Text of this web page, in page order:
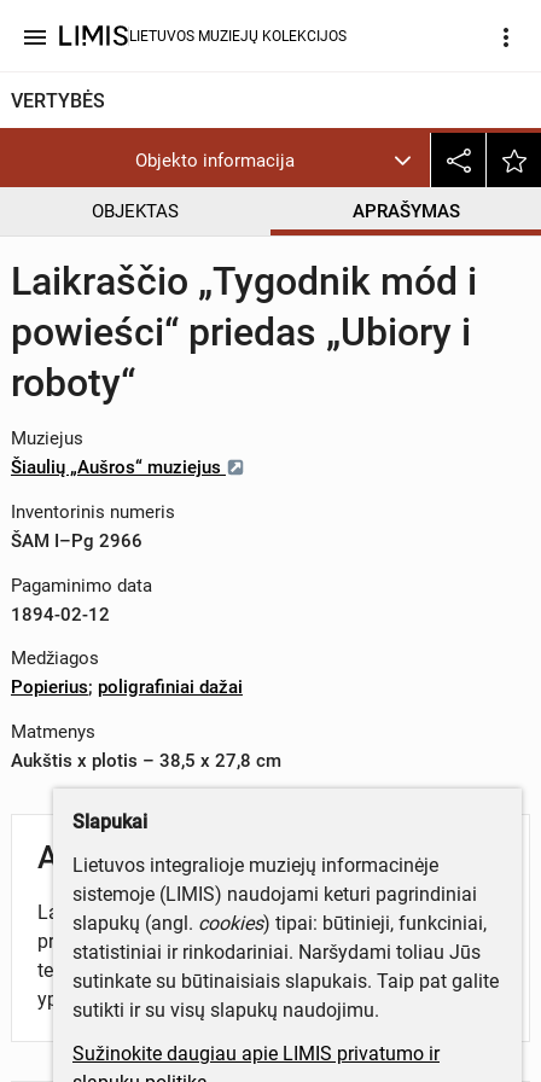
menu LIETUVOS MUZIEJŲ KOLEKCIJOS more_vert
VERTYBĖS
Objekto informacija
OBJEKTAS APRAŠYMAS
Laikraščio „Tygodnik mód i
powieści“ priedas „Ubiory i
roboty“
Muziejus
Šiaulių „Aušros“ muziejus
Inventorinis numeris
ŠAM I–Pg 2966
Pagaminimo data
1894-02-12
Medžiagos
Popierius; poligrafiniai dažai
Matmenys
Aukštis x plotis – 38,5 x 27,8 cm
Aprašymas
Laikraščio „Tygodnik mód i powieści“ Nr. 8 iliustruotas
priedas „Ubiory i roboty". Leidinyje pristatomos mados
tendencijos, to meto rūbų ir aksesuarų puošybos
ypatumai.
Slapukai
Lietuvos integralioje muziejų informacinėje
sistemoje (LIMIS) naudojami keturi pagrindiniai
slapukų (angl. cookies) tipai: būtinieji, funkciniai,
statistiniai ir rinkodariniai. Naršydami toliau Jūs
sutinkate su būtinaisiais slapukais. Taip pat galite
sutikti ir su visų slapukų naudojimu.
Sužinokite daugiau apie LIMIS privatumo ir